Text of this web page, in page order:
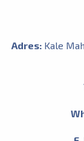
Adres:Kale